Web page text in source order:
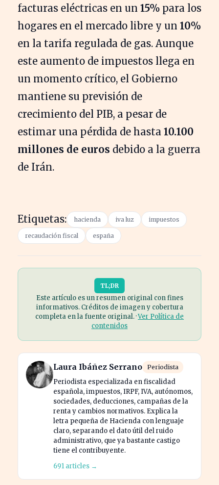
facturas eléctricas en un 15% para los
hogares en el mercado libre y un 10%
en la tarifa regulada de gas. Aunque
este aumento de impuestos llega en
un momento crítico, el Gobierno
mantiene su previsión de
crecimiento del PIB, a pesar de
estimar una pérdida de hasta 10.100
millones de euros debido a la guerra
de Irán.
Etiquetas: hacienda iva luz impuestos
recaudación fiscal españa
TL;DR
Este artículo es un resumen original con fines
informativos. Créditos de imagen y cobertura
completa en la fuente original. ·Ver Política de
contenidos
Laura Ibáñez Serrano Periodista
Periodista especializada en fiscalidad
española, impuestos, IRPF, IVA, autónomos,
sociedades, deducciones, campañas de la
renta y cambios normativos. Explica la
letra pequeña de Hacienda con lenguaje
claro, separando el dato útil del ruido
administrativo, que ya bastante castigo
tiene el contribuyente.
691 articles →